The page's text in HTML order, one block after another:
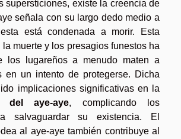
supersticiones, existe la creencia de
señala con su largo dedo medio a
está condenada a morir. Esta
muerte y los presagios funestos ha
los lugareños a menudo maten a
en un intento de protegerse. Dicha
implicaciones significativas en la
del aye-aye, complicando los
salvaguardar su existencia. El
al aye-aye también contribuye al